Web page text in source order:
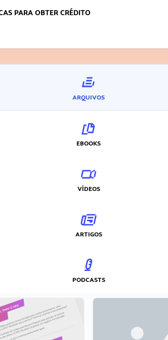
A DIFERENÇA: SEJA SUSTENTÁVEL, SEJA
ARQUIVOS
EBOOKS
VÍDEOS
ARTIGOS
PODCASTS